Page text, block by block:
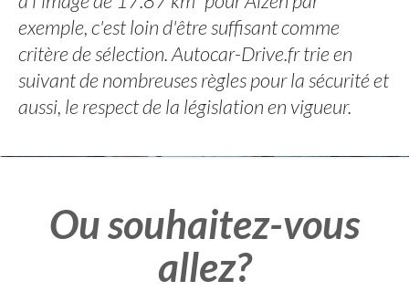
exemple, c'est loin d'être suffisant comme
critère de sélection. Autocar-Drive.fr trie en
suivant de nombreuses règles pour la sécurité et
aussi, le respect de la législation en vigueur.
Ou souhaitez-vous
allez?